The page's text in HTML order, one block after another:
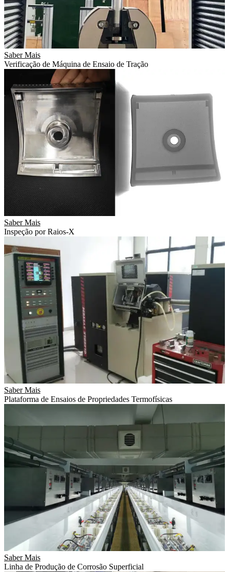
Saber Mais
Verificação de Máquina de Ensaio de Tração
Saber Mais
Inspeção por Raios-X
Saber Mais
Plataforma de Ensaios de Propriedades Termofísicas
Saber Mais
Linha de Produção de Corrosão Superficial